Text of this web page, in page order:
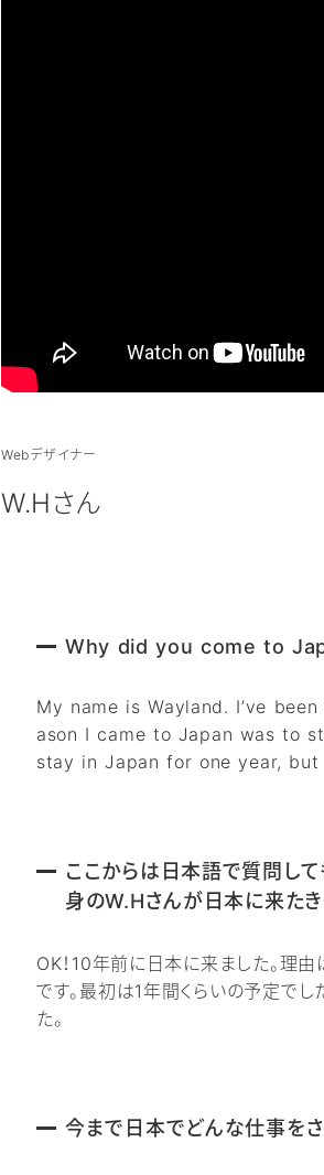
Webデザイナー
W.Hさん
Why did you come to
My name is Wayland. I’ve
ason I came to Japan was to
stay in Japan for one year,
ここからは日本語で質問して
身のW.Hさんが日本に来た
OK！10年前に日本に来ました。理
です。最初は1年間くらいの予定で
た。
今まで日本でどんな仕事を